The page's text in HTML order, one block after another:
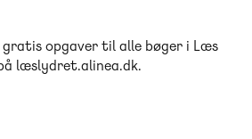
opgaver til alle bøger i Læs
læslydret.alinea.dk.